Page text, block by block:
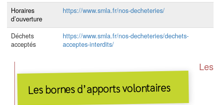
Horaires
d’ouverture
https://www.smla.fr/nos-decheteries/
Déchets
acceptés
https://www.smla.fr/nos-decheteries/dechets-
acceptes-interdits/
Les bornes d’apports volontaires
Les